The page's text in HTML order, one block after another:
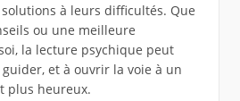
à leurs difficultés. Que
ou une meilleure
la lecture psychique peut
et à ouvrir la voie à un
plus heureux.